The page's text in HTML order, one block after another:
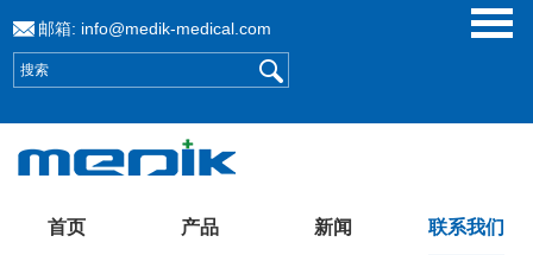
邮箱: info@medik-medical.com
首页 产品 新闻 联系我们